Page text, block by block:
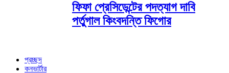
ফিফা প্রেসিডেন্টের পদত্যাগ দাবি
পর্তুগাল কিংবদন্তি ফিগোর
প্রচ্ছদ
কনভার্টার